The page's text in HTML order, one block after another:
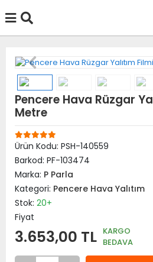
Pencere Hava Rüzgar
Metre
Ürün Kodu: PSH-140559
Barkod: PF-103474
Marka: P Parla
Kategori: Pencere Hava Yalıtım
Stok: 20+
Fiyat
3.653,00 TL KARGO
BEDAVA